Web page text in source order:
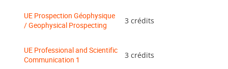
UE Prospection Géophysique
/ Geophysical Prospecting
3 crédits
UE Professional and Scientific
Communication 1
3 crédits